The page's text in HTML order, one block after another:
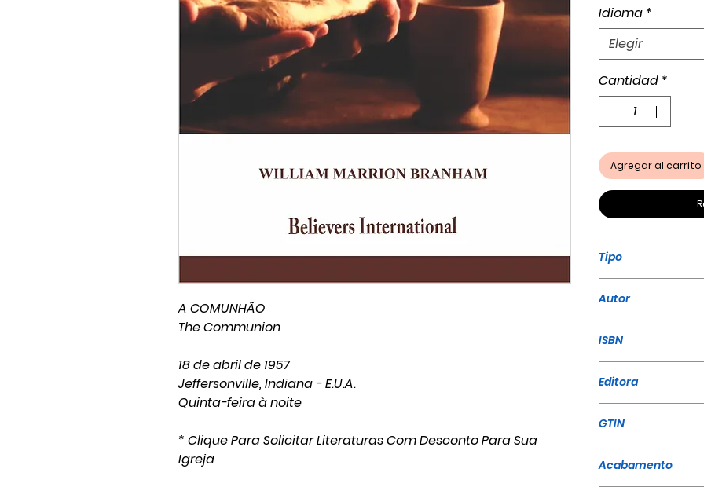
A COMUNHÃO
The Communion
18 de abril de 1957
Jeffersonville, Indiana - E.U.A.
Quinta-feira à noite
* Clique Para Solicitar Literaturas Com Desconto Para Sua
Igreja
Idioma *
Elegir
Cantidad *
Agregar al carrito
Tipo
Autor
ISBN
Editora
GTIN
Acabamento